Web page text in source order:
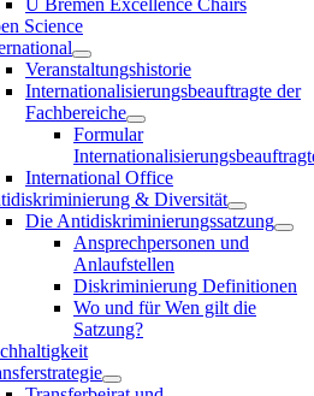
Science
Veranstaltungshistorie
Internationalisierungsbeauftragte der
Fachbereiche
Formular
International Office
& Diversität
Die Antidiskriminierungssatzung
Ansprechpersonen und
Anlaufstellen
Diskriminierung Definitionen
Wo und für Wen gilt die
Satzung?